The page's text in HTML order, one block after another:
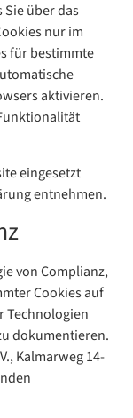
über das
nur im
für bestimmte
aktivieren.
eingesetzt
entnehmen.
von Complianz,
Cookies auf
Technologien
dokumentieren.
Kalmarweg 14-